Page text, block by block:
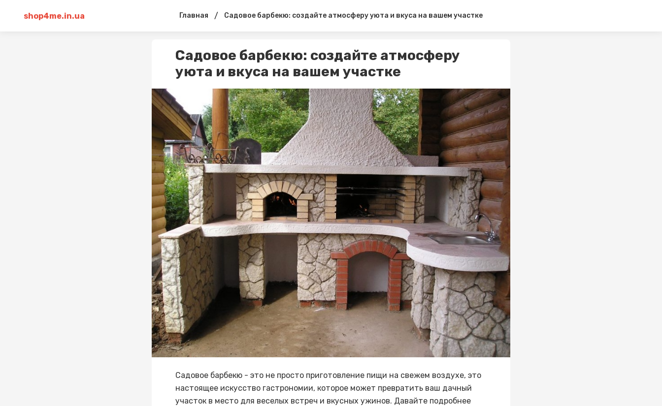
shop4me.in.ua Главная / Садовое барбекю: создайте атмосферу уюта и вкуса на вашем участке
Садовое барбекю: создайте атмосферу
уюта и вкуса на вашем участке
Садовое барбекю - это не просто приготовление пищи на свежем воздухе, это
настоящее искусство гастрономии, которое может превратить ваш дачный
участок в место для веселых встреч и вкусных ужинов. Давайте подробнее